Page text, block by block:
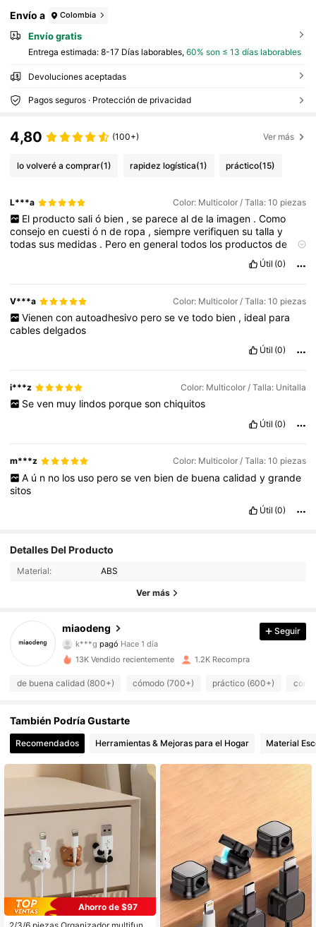
Envío a Colombia
Envío gratis
Entrega estimada: 8-17 Días laborables, 60% son ≤ 13 días laborables
Devoluciones aceptadas
Pagos seguros · Protección de privacidad
4,80 (100+) Ver más
lo volveré a comprar(1) rapidez logística(1) práctico(15)
L***a Color: Multicolor / Talla: 10 piezas
El producto sali ó bien , se parece al de la imagen . Como
consejoencuestió nde ropa ,siempreverifiquensutallay
todassus medidas . Peroengeneraltodos los productosde
Útil (0)
V***a Color: Multicolor / Talla: 10 piezas
Vienen con autoadhesivo pero se ve todo bien , ideal para
cablesdelgados
Útil (0)
i***z Color: Multicolor / Talla: Unitalla
Se ven muy lindos porque son chiquitos
Útil (0)
m***z Color: Multicolor / Talla: 10 piezas
A ú n no los uso pero se ven bien de buena calidad y grande
sitos
Útil (0)
Detalles Del Producto
Material: ABS
Ver más
miaodeng
4,89
k***gpagó
s***n seguidoHace 1 día
4,89
238 Seguidores
4,89 238 Seguidores
4,89 238 Seguidores
4,89
4,89 238 Seguidores
4,89 238 Seguidores
238 Seguidores
238 Seguidores
Seguir
13K Vendido recientemente 1.2K Recompra
de buena calidad (800+) cómodo (700+) práctico (600+)
También Podría Gustarte
Recomendados Herramientas & Mejoras para el Hogar Material
Ahorro de $97